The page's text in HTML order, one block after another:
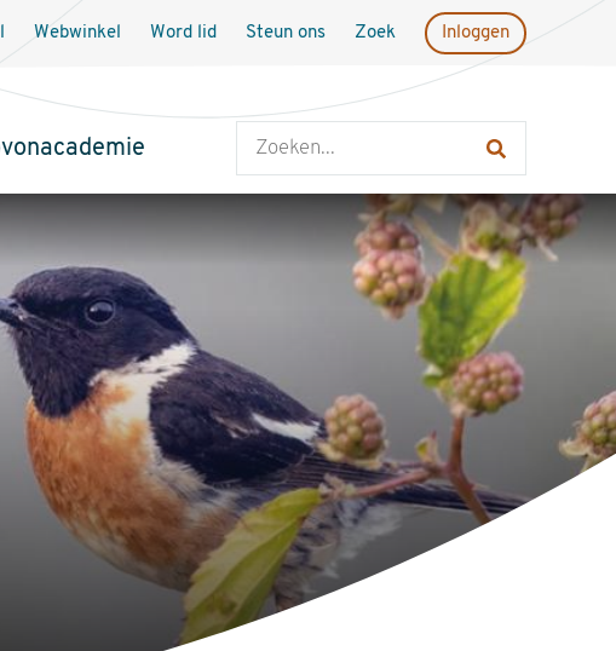
Webwinkel Word lid Steun ons Zoek Inloggen